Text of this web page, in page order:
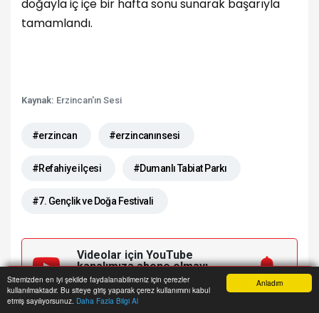
Anladım
Sitemizden en iyi şekilde faydalanabilmeniz için çerezler
kullanılmaktadır. Bu siteye giriş yaparak çerez kullanımını kabul
etmiş sayılıyorsunuz. Daha Fazla Bilgi Al
doğayla iç içe bir hafta sonu sunarak başarıyla
tamamlandı.
Kaynak: Erzincan'ın Sesi
#erzincan #erzincanınsesi
#Refahiye ilçesi #Dumanlı Tabiat Parkı
#7. Gençlik ve Doğa Festivali
Videolar için YouTube
kanalımızaabone olmayı
unutmayın!
Anasayfa Yazarlar Haber Ara İhbar Hattı Menu